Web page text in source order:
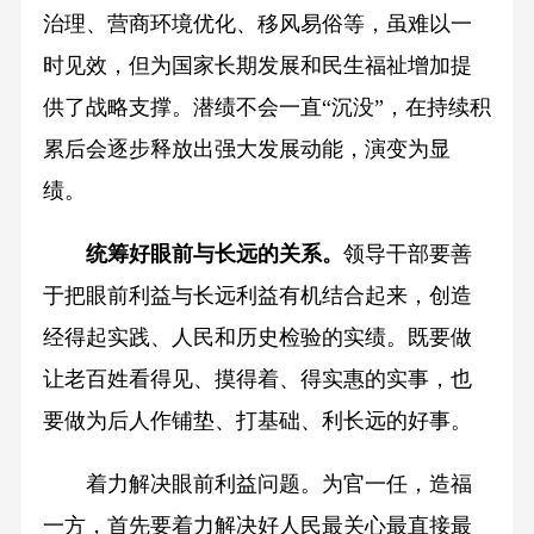
治理、营商环境优化、移风易俗等，虽难以一
时见效，但为国家长期发展和民生福祉增加提
供了战略支撑。潜绩不会一直“沉没”，在持续积
累后会逐步释放出强大发展动能，演变为显
绩。
统筹好眼前与长远的关系。 领导干部要善
于把眼前利益与长远利益有机结合起来，创造
经得起实践、人民和历史检验的实绩。既要做
让老百姓看得见、摸得着、得实惠的实事，也
要做为后人作铺垫、打基础、利长远的好事。
着力解决眼前利益问题。为官一任，造福
一方，首先要着力解决好人民最关心最直接最